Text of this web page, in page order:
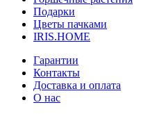
Подарки
Цветы пачками
IRIS.HOME
Гарантии
Контакты
Доставка и оплата
О нас